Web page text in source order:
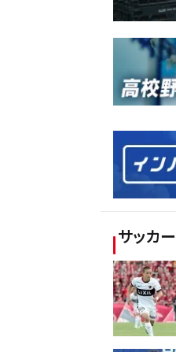
サッカー